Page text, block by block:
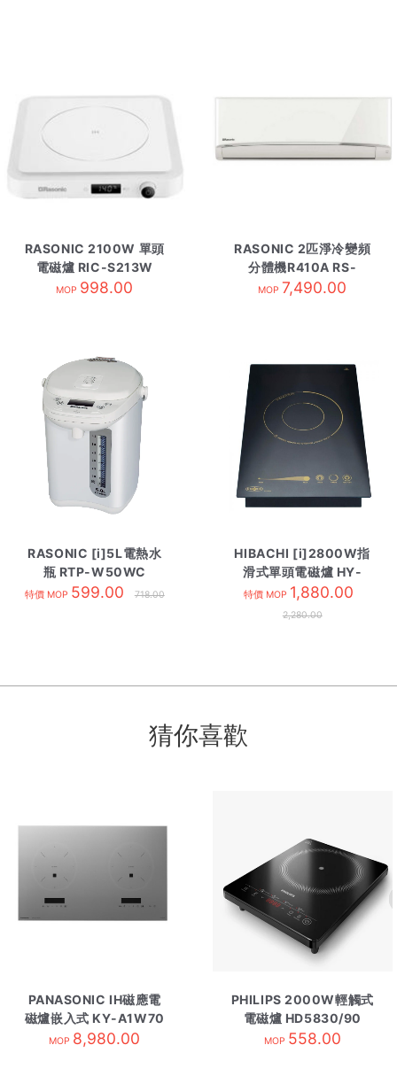
RASONIC 2100W 單頭
電磁爐 RIC-S213W
MOP 998.00
RASONIC 2匹淨冷變頻
分體機R410A RS-
YS18UK 內
MOP 7,490.00
RASONIC [i]5L電熱水
瓶 RTP-W50WC
特價 MOP 599.00 718.00
HIBACHI [i]2800W指
滑式單頭電磁爐 HY-
128CD1
特價 MOP 1,880.00
2,280.00
猜你喜歡
PANASONIC IH磁應電
磁爐嵌入式 KY-A1W70
銀
MOP 8,980.00
PHILIPS 2000W輕觸式
電磁爐 HD5830/90
MOP 558.00